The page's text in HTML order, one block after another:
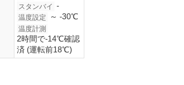
スタンバイ -
温度設定 ～ -30℃
温度計測
2時間で-14℃確認
済 (運転前18℃)